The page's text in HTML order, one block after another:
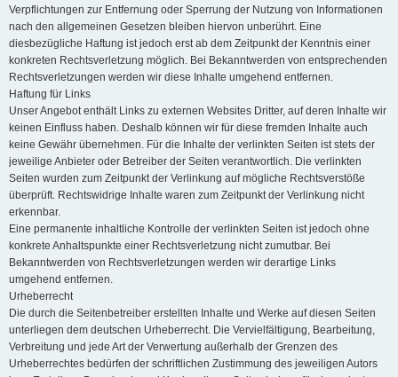
Verpflichtungen zur Entfernung oder Sperrung der Nutzung von Informationen
nach den allgemeinen Gesetzen bleiben hiervon unberührt. Eine
diesbezügliche Haftung ist jedoch erst ab dem Zeitpunkt der Kenntnis einer
konkreten Rechtsverletzung möglich. Bei Bekanntwerden von entsprechenden
Rechtsverletzungen werden wir diese Inhalte umgehend entfernen.
Haftung für Links
Unser Angebot enthält Links zu externen Websites Dritter, auf deren Inhalte wir
keinen Einfluss haben. Deshalb können wir für diese fremden Inhalte auch
keine Gewähr übernehmen. Für die Inhalte der verlinkten Seiten ist stets der
jeweilige Anbieter oder Betreiber der Seiten verantwortlich. Die verlinkten
Seiten wurden zum Zeitpunkt der Verlinkung auf mögliche Rechtsverstöße
überprüft. Rechtswidrige Inhalte waren zum Zeitpunkt der Verlinkung nicht
erkennbar.
Eine permanente inhaltliche Kontrolle der verlinkten Seiten ist jedoch ohne
konkrete Anhaltspunkte einer Rechtsverletzung nicht zumutbar. Bei
Bekanntwerden von Rechtsverletzungen werden wir derartige Links
umgehend entfernen.
Urheberrecht
Die durch die Seitenbetreiber erstellten Inhalte und Werke auf diesen Seiten
unterliegen dem deutschen Urheberrecht. Die Vervielfältigung, Bearbeitung,
Verbreitung und jede Art der Verwertung außerhalb der Grenzen des
Urheberrechtes bedürfen der schriftlichen Zustimmung des jeweiligen Autors